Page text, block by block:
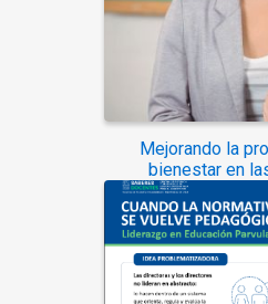
Mejorando la
bienestar en